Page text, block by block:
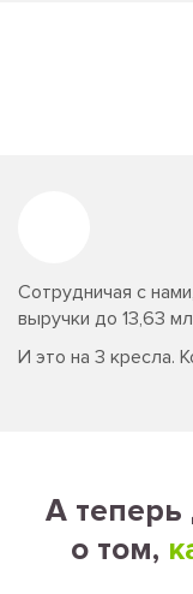
Сотрудничая с
выручки до 13,63
И это на 3 кресла.
А теперь
о том,